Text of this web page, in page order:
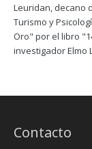
Leuridan, decano
Turismo y
Oro" por el libro
investigador Elmo
Contacto